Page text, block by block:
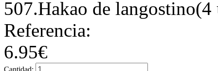
507.Hakao de langostino(4
Referencia:
6.95€
Cantidad: